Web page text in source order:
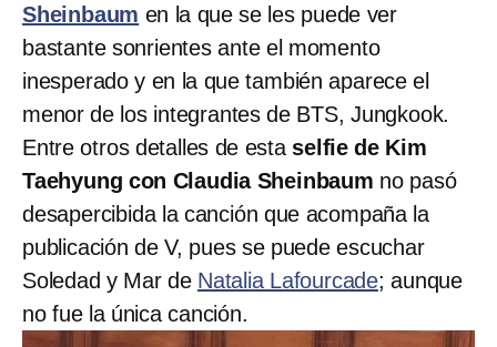
Sheinbaum en la que se les puede ver
bastante sonrientes ante el momento
inesperado y en la que también aparece el
menor de los integrantes de BTS, Jungkook.
Entre otros detalles de estaselfie de Kim
Taehyung con Claudia Sheinbaum no pasó
desapercibida la canción que acompaña la
publicación de V, pues se puede escuchar
Soledad y Mar de Natalia Lafourcade; aunque
no fue la única canción.